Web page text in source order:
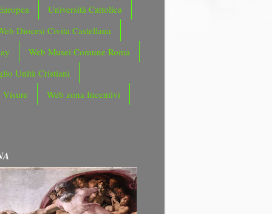
Università Cattolica
Diocesi Civita Castellana
Web Musei Comune Roma
Unità Cristiani
Visure
Web zona Incentivi